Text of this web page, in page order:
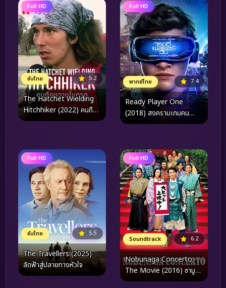
Full HD
ซับไทย 5.2
The Hatchet Wielding
Hitchhiker (2022) คนถือ
ขวานโบกรถ
Full HD
พากย์ไทย 7.4
Ready Player One
(2018) สงครามเกมคน
อัจฉริยะ
Full HD
ซับไทย 5.5
The Travellers (2025)
ลัดฟ้าสู่ปลายทางหัวใจ
Full HD
Soundtrack 6.2
Nobunaga Concerto
The Movie (2016) ซามูไร
โนบุนากะ เดอะ มูฟวี่ [ซับ